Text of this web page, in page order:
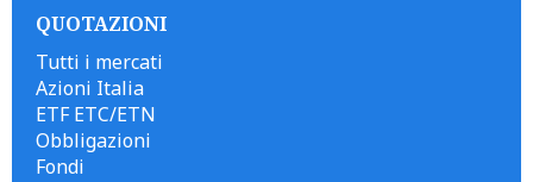
QUOTAZIONI
Tutti i mercati
Azioni Italia
ETF ETC/ETN
Obbligazioni
Fondi